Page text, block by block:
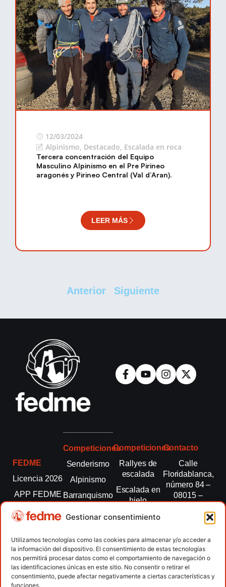
Gestionar consentimiento
Utilizamos tecnologías como las cookies para almacenar y/o acceder a
la información del dispositivo. El consentimiento de estas tecnologías
nos permitirá procesar datos como el comportamiento de navegación o
las identificaciones únicas en este sitio. No consentir o retirar el
consentimiento, puede afectar negativamente a ciertas características y
funciones.
12/03/2024
Alpinismo, Destacado, Escalada en roca
Tercera concentración del Equipo
Masculino Alpinismo en el Pre Pirineo
aragonés y Pirineo Central (Val d’Aran).
LEER MÁS
Anterior Siguiente
FEDME
Licencia 2026
APP FEDME
Transparencia
autonómicas
Clubes
Contacto
Competiciones
Senderismo
Alpinismo
Barranquismo
montaña
Escalada
Escalada
paralimpica
Competiciones
Rallyes de
escalada
Escalada en
hielo
Esquí de
Marcha
Nórdica
Raquetas de
nieve
Contacto
Calle
Floridablanca,
número 84 –
08015 –
fedme@fedme.es
934 264 267